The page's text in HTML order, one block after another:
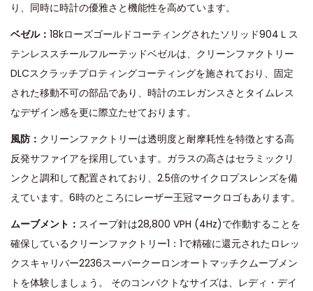
り、同時に時計の優雅さと機能性を高めています。
ベゼル： 18kローズゴールドコーティングされたソリッド904Ｌス
テンレススチールフルーテッドベゼルは、クリーンファクトリー
DLCスクラッチプロティングコーティングを施されており、固定
された移動不可の部品であり、時計のエレガンスさとタイムレス
なデザイン感を更に際立たせております。
風防： クリーンファクトリーは透明度と耐摩耗性を特徴とする高
反発サファイアを採用しています。ガラスの高さはセラミックリ
ンクと調和して配置されており、2.5倍のサイクロプスレンズを備
えています。6時のところにレーザー王冠マークロゴもあります。
ムーブメント： スイープ針は28,800 VPH (4Hz)で作動することを
確保しているクリーンファクトリー1：1で精確に還元されたロレッ
クスキャリバー2236スーパークーロンオートマッチクムーブメン
トを体験しましょう。 そのコンパクトなサイズは、レディ・デイ